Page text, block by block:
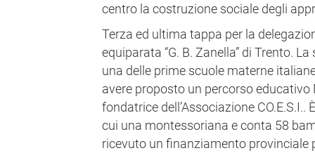
centro la costruzione sociale degli
Terza ed ultima tappa per la
equiparata “G. B. Zanella” di Trento.
una delle prime scuole materne
avere proposto un percorso educativo
fondatrice dell’Associazione
cui una montessoriana e conta 58
ricevuto un finanziamento provinciale